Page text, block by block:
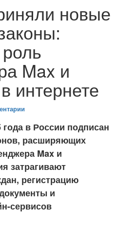
новые
Max и
интернете
в России подписан
расширяющих
Max и
затрагивают
регистрацию
и
сервисов